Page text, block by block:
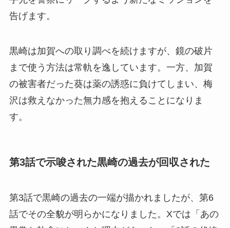
告げます。
黒崎は加賀への取り調べを続けますが、鏡の破片
まで使う方法は常軌を逸しています。一方、加賀
の被害者だった葵は薬の誘惑に負けてしまい、梅
沢は救えなかった無力感を抱えることになりま
す。
第3話で示唆された黒崎の過去が回収された
第3話で黒崎の過去の一端が描かれましたが、第6
話でその全貌が明らかになりました。Xでは「あの